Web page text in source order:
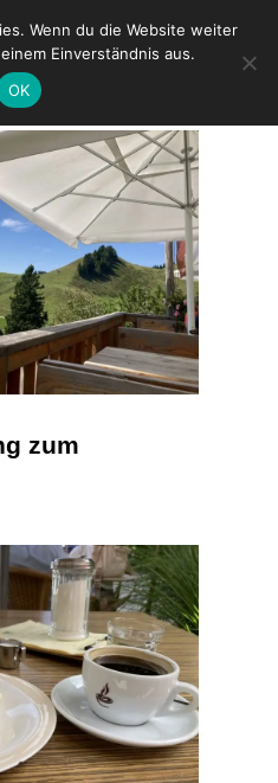
zum
Wenn du die Website weiter
Einverständnis aus.
OK